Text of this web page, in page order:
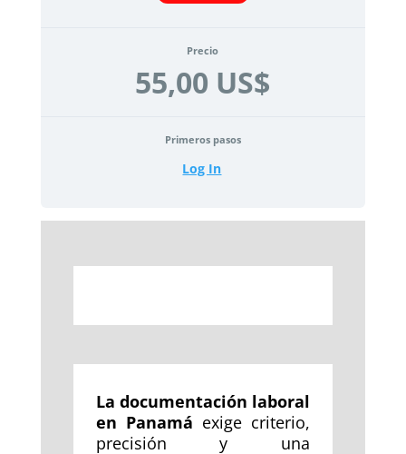
Precio
55,00 US$
Primeros pasos
Log In
La documentación laboral
en Panamá exige criterio,
precisión y una